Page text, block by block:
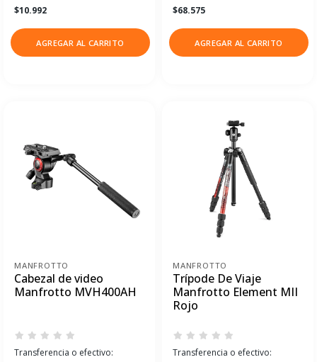
$10.992
AGREGAR AL CARRITO
$68.575
AGREGAR AL CARRITO
MANFROTTO
Cabezal de video
Manfrotto MVH400AH
Transferencia o efectivo:
MANFROTTO
Trípode De Viaje
Manfrotto Element MII
Rojo
Transferencia o efectivo: